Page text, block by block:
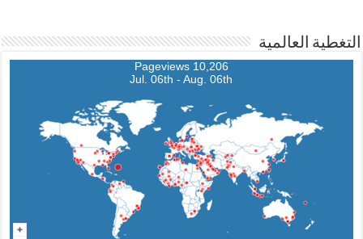
التغطية العالمية
10,206 Pageviews
Jul. 06th - Aug. 06th